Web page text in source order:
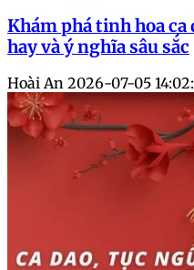
Khám phá tinh hoa
hay và ý nghĩa sâu sắc
Hoài An 2026-07-05